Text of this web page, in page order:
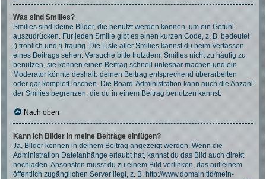
Was sind Smilies?
Smilies sind kleine Bilder, die benutzt werden können, um ein Gefühl
auszudrücken. Für jeden Smilie gibt es einen kurzen Code, z. B. bedeutet
:) fröhlich und :( traurig. Die Liste aller Smilies kannst du beim Verfassen
eines Beitrags sehen. Versuche bitte trotzdem, Smilies nicht zu häufig zu
benutzen, sie können einen Beitrag schnell unlesbar machen und ein
Moderator könnte deshalb deinen Beitrag entsprechend überarbeiten
oder gar komplett löschen. Die Board-Administration kann auch die Anzahl
der Smilies begrenzen, die du in einem Beitrag benutzen kannst.
Nach oben
Kann ich Bilder in meine Beiträge einfügen?
Ja, Bilder können in deinem Beitrag angezeigt werden. Wenn die
Administration Dateianhänge erlaubt hat, kannst du das Bild auch direkt
hochladen. Ansonsten musst du zu einem Bild verlinken, das auf einem
öffentlich zugänglichen Server liegt, z. B. http://www.domain.tld/mein-